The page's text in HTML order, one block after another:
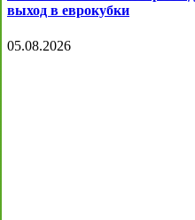
выход в еврокубки
05.08.2026